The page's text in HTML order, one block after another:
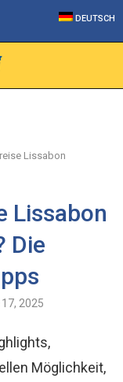
DEUTSCH
Lissabon
Lissabon
Die
2025
Möglichkeit,